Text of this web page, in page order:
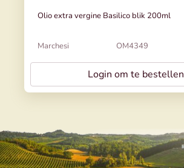
Olio extra vergine Basilico blik 200ml
Marchesi OM4349
Login om te bestellen